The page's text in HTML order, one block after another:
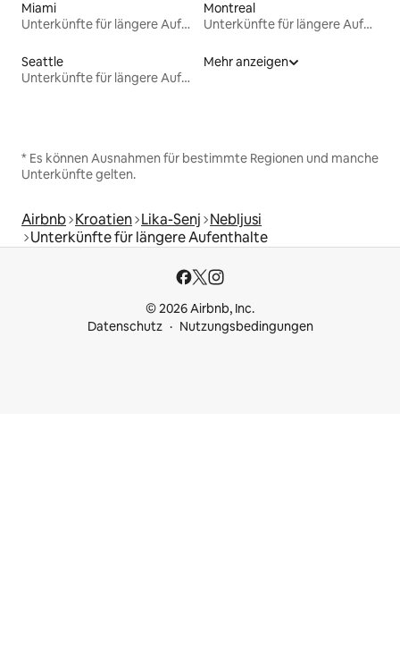
Miami
Unterkünfte für längere Aufenthalte
Montreal
Unterkünfte für längere Aufenthalte
Seattle
Unterkünfte für längere Aufenthalte
Mehr anzeigen
* Es können Ausnahmen für bestimmte Regionen und manche
Unterkünfte gelten.
Airbnb Kroatien Lika-Senj Nebljusi
Unterkünfte für längere Aufenthalte
© 2026 Airbnb, Inc.
Datenschutz
Nutzungsbedingungen